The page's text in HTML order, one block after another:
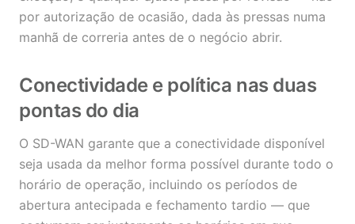
por autorização de ocasião, dada às pressas numa
manhã de correria antes de o negócio abrir.
Conectividade e política nas duas
pontas do dia
O SD-WAN garante que a conectividade disponível
seja usada da melhor forma possível durante todo o
horário de operação, incluindo os períodos de
abertura antecipada e fechamento tardio — que